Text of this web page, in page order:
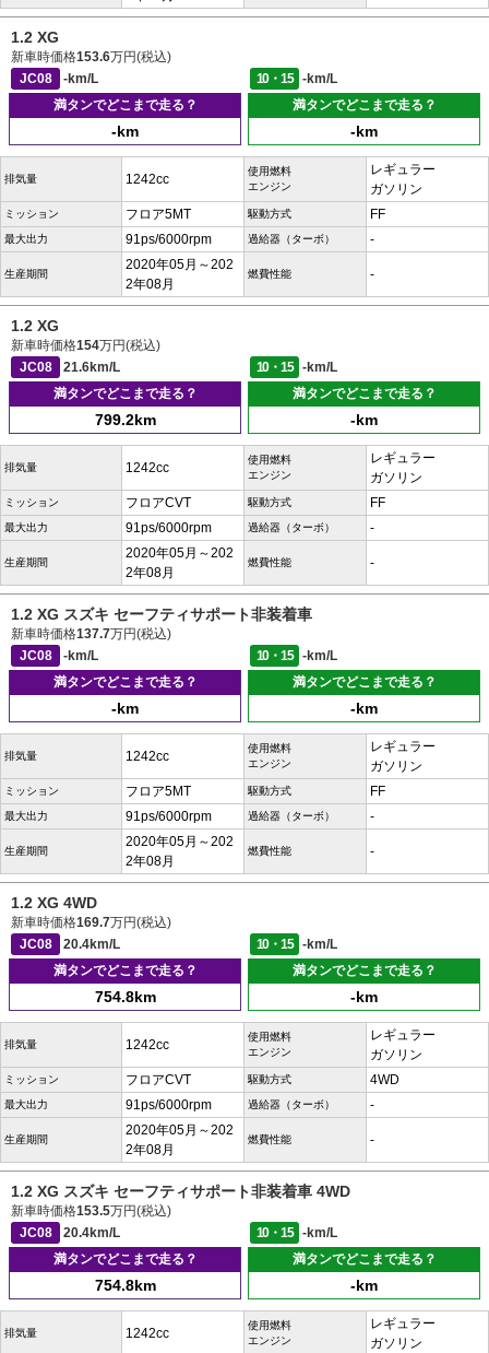
1.2 XG
新車時価格153.6万円(税込)
JC08
-km/L 10・15
-km/L
満タンでどこまで走る？
-km
満タンでどこまで走る？
-km
排気量 1242cc
使用燃料
エンジン
レギュラー
ガソリン
ミッション フロア5MT 駆動方式 FF
最大出力 91ps/6000rpm 過給器（ターボ） -
生産期間
2020年05月～202
2年08月
燃費性能 -
1.2 XG
新車時価格154万円(税込)
JC08
21.6km/L 10・15
-km/L
満タンでどこまで走る？
799.2km
満タンでどこまで走る？
-km
排気量 1242cc
使用燃料
エンジン
レギュラー
ガソリン
ミッション フロアCVT 駆動方式 FF
最大出力 91ps/6000rpm 過給器（ターボ） -
生産期間
2020年05月～202
2年08月
燃費性能 -
1.2 XG スズキ セーフティサポート非装着車
新車時価格137.7万円(税込)
JC08
-km/L 10・15
-km/L
満タンでどこまで走る？
-km
満タンでどこまで走る？
-km
排気量 1242cc
使用燃料
エンジン
レギュラー
ガソリン
ミッション フロア5MT 駆動方式 FF
最大出力 91ps/6000rpm 過給器（ターボ） -
生産期間
2020年05月～202
2年08月
燃費性能 -
1.2 XG 4WD
新車時価格169.7万円(税込)
JC08
20.4km/L 10・15
-km/L
満タンでどこまで走る？
754.8km
満タンでどこまで走る？
-km
排気量 1242cc
使用燃料
エンジン
レギュラー
ガソリン
ミッション フロアCVT 駆動方式 4WD
最大出力 91ps/6000rpm 過給器（ターボ） -
生産期間
2020年05月～202
2年08月
燃費性能 -
1.2 XG スズキ セーフティサポート非装着車 4WD
新車時価格153.5万円(税込)
JC08
20.4km/L 10・15
-km/L
満タンでどこまで走る？
754.8km
満タンでどこまで走る？
-km
排気量 1242cc
使用燃料
エンジン
レギュラー
ガソリン